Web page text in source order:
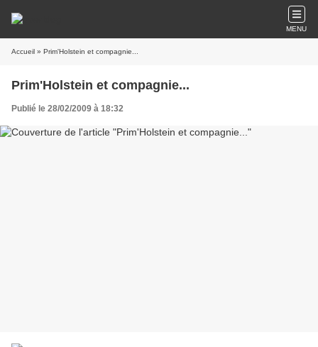
MENU
Accueil » Prim'Holstein et compagnie...
Prim'Holstein et compagnie...
Publié le 28/02/2009 à 18:32